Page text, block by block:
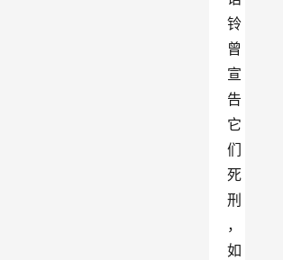
铃
曾
宣
告
它
们
死
刑
，
如